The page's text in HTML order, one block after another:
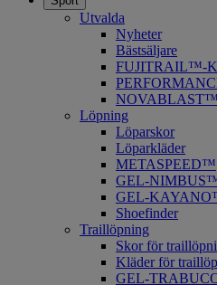
Utvalda
Nyheter
Bästsäljare
FUJITRAIL™-
NOVABLAST™
Löpning
Löparskor
Löparkläder
METASPEED™
​GEL-
GEL-
Shoefinder
Traillöpning
Skor för
Kläder för
GEL-